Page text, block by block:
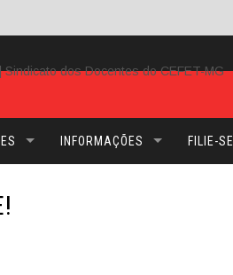
INFORMAÇÕES FILIE-SE